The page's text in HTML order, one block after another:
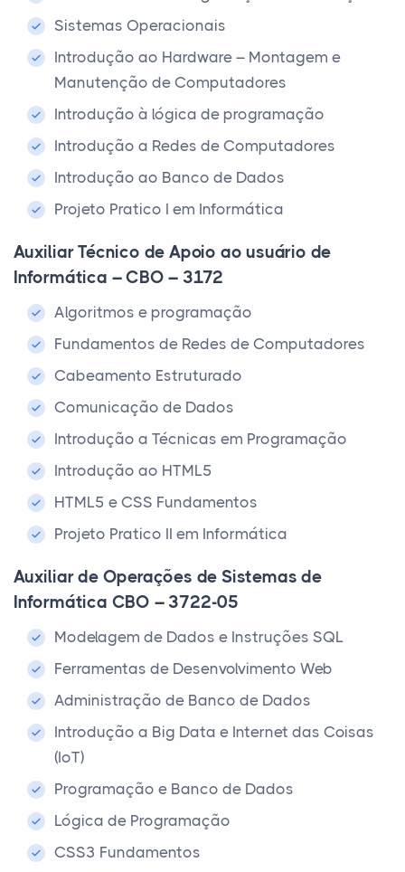
Sistemas Operacionais
Introdução ao Hardware – Montagem e
Manutenção de Computadores
Introdução à lógica de programação
Introdução a Redes de Computadores
Introdução ao Banco de Dados
Projeto Pratico I em Informática
Auxiliar Técnico de Apoio ao usuário de
Informática – CBO – 3172
Algoritmos e programação
Fundamentos de Redes de Computadores
Cabeamento Estruturado
Comunicação de Dados
Introdução a Técnicas em Programação
Introdução ao HTML5
HTML5 e CSS Fundamentos
Projeto Pratico II em Informática
Auxiliar de Operações de Sistemas de
Informática CBO – 3722-05
Modelagem de Dados e Instruções SQL
Ferramentas de Desenvolvimento Web
Administração de Banco de Dados
Introdução a Big Data e Internet das Coisas
(IoT)
Programação e Banco de Dados
Lógica de Programação
CSS3 Fundamentos